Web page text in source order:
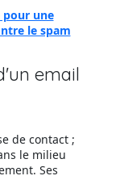
une
le spam
email
de contact ;
le milieu
Ses